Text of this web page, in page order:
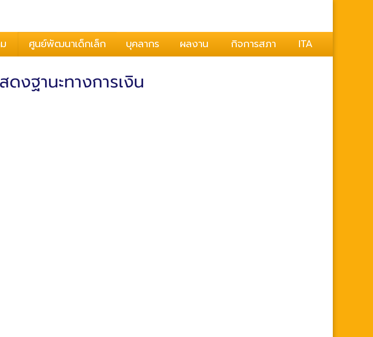
ศูนย์พัฒนาเด็กเล็ก บุคลากร ผลงาน กิจการสภา ITA
การบริหารตำบลบุ่งคล้า
สำนักปลัด
กองคลัง
กองช่าง
วัสดิการสังคม
งการศึกษาฯ
งโขง บุ่งคล้า
งฐานะทางการเงิน